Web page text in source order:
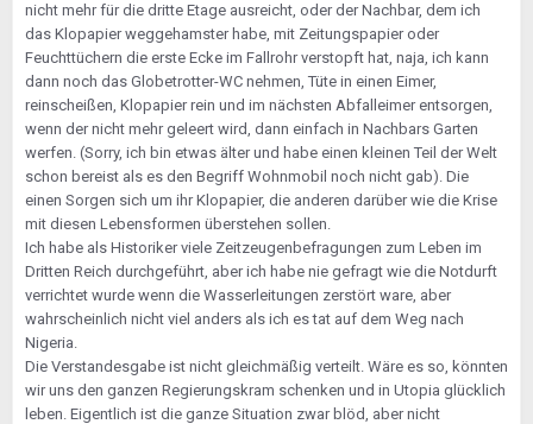
nicht mehr für die dritte Etage ausreicht, oder der Nachbar, dem ich
das Klopapier weggehamster habe, mit Zeitungspapier oder
Feuchttüchern die erste Ecke im Fallrohr verstopft hat, naja, ich kann
dann noch das Globetrotter-WC nehmen, Tüte in einen Eimer,
reinscheißen, Klopapier rein und im nächsten Abfalleimer entsorgen,
wenn der nicht mehr geleert wird, dann einfach in Nachbars Garten
werfen. (Sorry, ich bin etwas älter und habe einen kleinen Teil der Welt
schon bereist als es den Begriff Wohnmobil noch nicht gab). Die
einen Sorgen sich um ihr Klopapier, die anderen darüber wie die Krise
mit diesen Lebensformen überstehen sollen.
Ich habe als Historiker viele Zeitzeugenbefragungen zum Leben im
Dritten Reich durchgeführt, aber ich habe nie gefragt wie die Notdurft
verrichtet wurde wenn die Wasserleitungen zerstört ware, aber
wahrscheinlich nicht viel anders als ich es tat auf dem Weg nach
Nigeria.
Die Verstandesgabe ist nicht gleichmäßig verteilt. Wäre es so, könnten
wir uns den ganzen Regierungskram schenken und in Utopia glücklich
leben. Eigentlich ist die ganze Situation zwar blöd, aber nicht